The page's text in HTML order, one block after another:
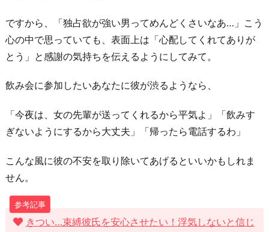
ですから、「独占欲が強い男ってめんどくさいなあ…」こう
心の中で思っていても、表面上は「心配してくれてありが
とう」と感謝の気持ちを伝えるようにしてみて。
飲み会に参加したいあなたに彼が渋るようなら、
「今夜は、女の先輩が送ってくれるから平気よ」「飲みす
ぎないようにするから大丈夫」「帰ったら電話するわ」
こんな風に彼の不安を取り除いてあげるといいかもしれま
せん。
きつい…束縛彼氏を安心させたい！浮気しないと信じ